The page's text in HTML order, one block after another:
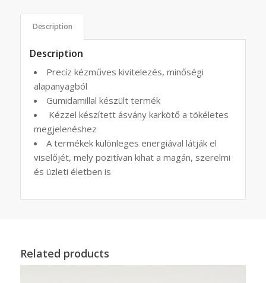
Description
Description
Precíz kézműves kivitelezés, minőségi
alapanyagból
Gumidamillal készült termék
Kézzel készített ásvány karkötő a tökéletes
megjelenéshez
A termékek különleges energiával látják el
viselőjét, mely pozitívan kihat a magán, szerelmi
és üzleti életben is
Related products